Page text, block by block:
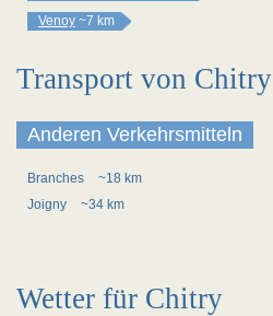
Venoy ~7 km
Transport von Chitry
Anderen Verkehrsmitteln
Branches
~18 km
Joigny
~34 km
Wetter für Chitry